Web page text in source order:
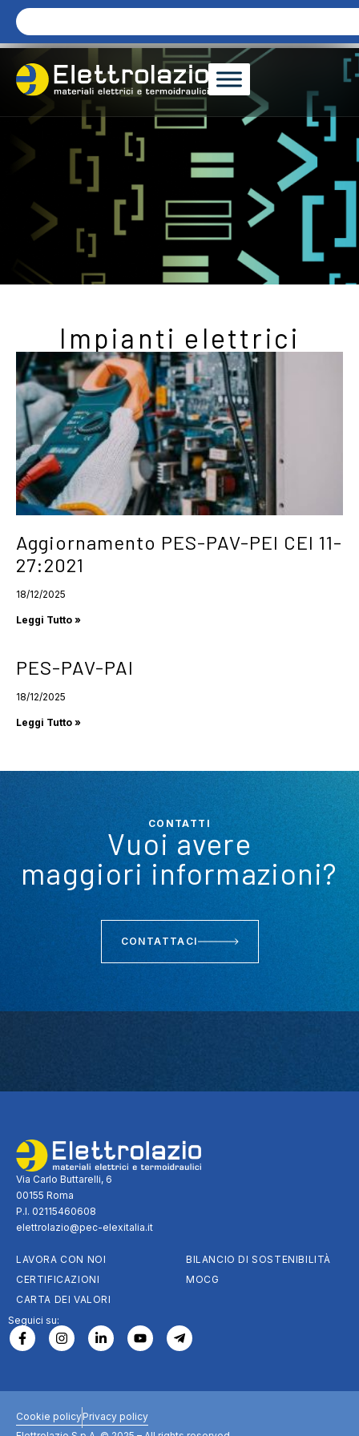
Impianti elettrici
Aggiornamento PES-PAV-PEI CEI 11-
27:2021
18/12/2025
Leggi Tutto »
PES-PAV-PAI
18/12/2025
Leggi Tutto »
CONTATTI
Vuoi avere
maggiori informazioni?
CONTATTACI
Via Carlo Buttarelli, 6
00155 Roma
P.I. 02115460608
elettrolazio@pec-elexitalia.it
LAVORA CON NOI
CERTIFICAZIONI
CARTA DEI VALORI
BILANCIO DI SOSTENIBILITÀ
MOCG
Seguici su:
Cookie policyPrivacy policy